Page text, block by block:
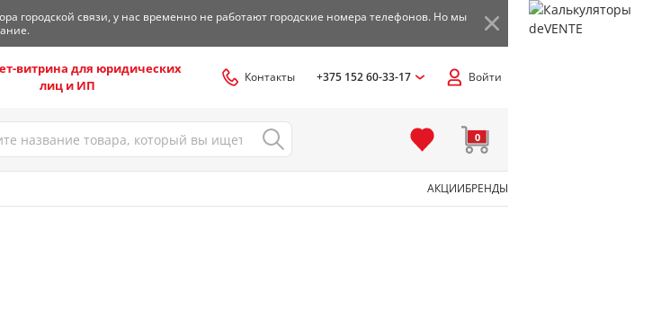
городской связи, у нас временно не работают городские номера телефонов. Но мы
витрина для юридических
лиц и ИП
Контакты +375 152 60-33-17 Войти
0
АКЦИИБРЕНДЫ